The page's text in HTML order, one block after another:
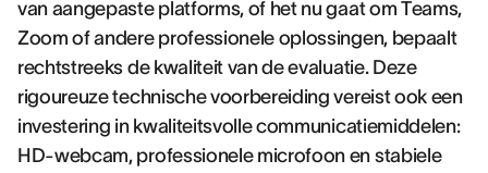
van aangepaste platforms, of het nu gaat om Teams,
Zoom of andere professionele oplossingen, bepaalt
rechtstreeks de kwaliteit van de evaluatie. Deze
rigoureuze technische voorbereiding vereist ook een
investering in kwaliteitsvolle communicatiemiddelen:
HD-webcam, professionele microfoon en stabiele